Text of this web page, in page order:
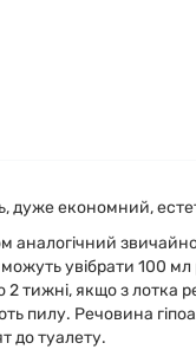
дуже економний,
аналогічний
увібрати 100
якщо з лотка
пилу. Речовина
до туалету.